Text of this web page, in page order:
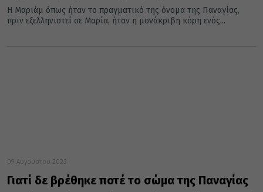
Η Μαριάμ όπως ήταν το πραγματικό της όνομα της Παναγίας,
πριν εξελληνιστεί σε Μαρία, ήταν η μονάκριβη κόρη ενός...
09 Αυγούστου 2023
Γιατί δε βρέθηκε ποτέ το σώμα της Παναγίας